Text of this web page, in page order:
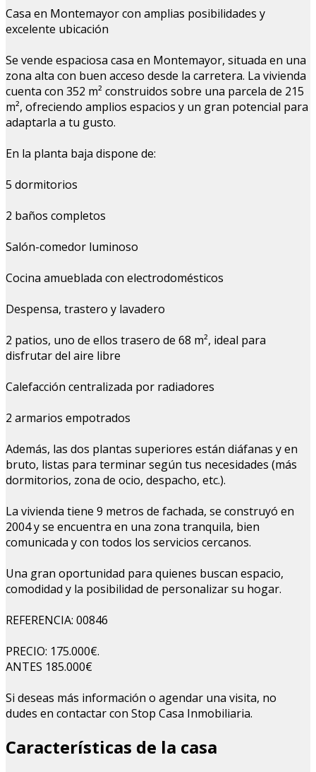
Casa en Montemayor con amplias posibilidades y
excelente ubicación
Se vende espaciosa casa en Montemayor, situada en una
zona alta con buen acceso desde la carretera. La vivienda
cuenta con 352 m² construidos sobre una parcela de 215
m², ofreciendo amplios espacios y un gran potencial para
adaptarla a tu gusto.
En la planta baja dispone de:
5 dormitorios
2 baños completos
Salón-comedor luminoso
Cocina amueblada con electrodomésticos
Despensa, trastero y lavadero
2 patios, uno de ellos trasero de 68 m², ideal para
disfrutar del aire libre
Calefacción centralizada por radiadores
2 armarios empotrados
Además, las dos plantas superiores están diáfanas y en
bruto, listas para terminar según tus necesidades (más
dormitorios, zona de ocio, despacho, etc.).
La vivienda tiene 9 metros de fachada, se construyó en
2004 y se encuentra en una zona tranquila, bien
comunicada y con todos los servicios cercanos.
Una gran oportunidad para quienes buscan espacio,
comodidad y la posibilidad de personalizar su hogar.
REFERENCIA: 00846
PRECIO: 175.000€.
ANTES 185.000€
Si deseas más información o agendar una visita, no
dudes en contactar con Stop Casa Inmobiliaria.
Características de la casa